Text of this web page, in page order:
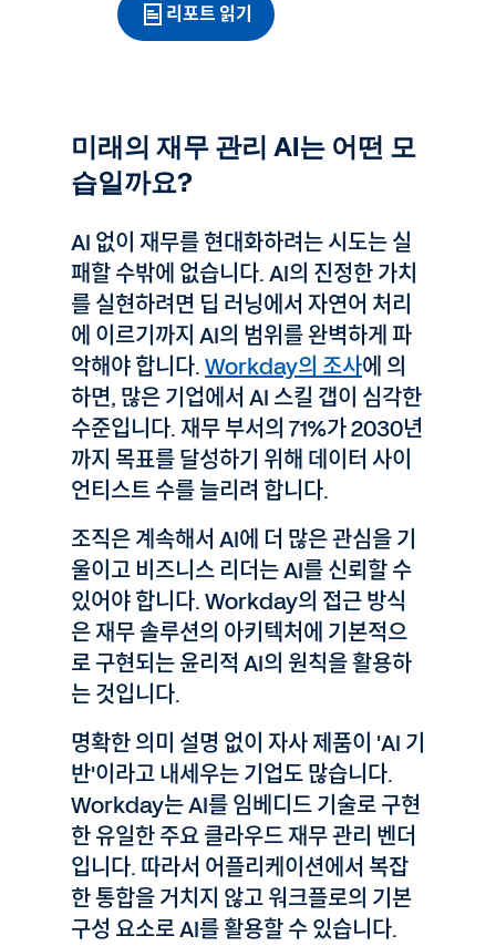
리포트 읽기
미래의 재무 관리 AI는 어떤 모
습일까요?
AI 없이 재무를 현대화하려는 시도는 실
패할 수밖에 없습니다. AI의 진정한 가치
를 실현하려면 딥 러닝에서 자연어 처리
에 이르기까지 AI의 범위를 완벽하게 파
악해야 합니다.Workday의 조사에 의
하면, 많은 기업에서 AI 스킬 갭이 심각한
수준입니다. 재무 부서의 71%가 2030년
까지 목표를 달성하기 위해 데이터 사이
언티스트 수를 늘리려 합니다.
조직은 계속해서 AI에 더 많은 관심을 기
울이고 비즈니스 리더는 AI를 신뢰할 수
있어야 합니다. Workday의 접근 방식
은 재무 솔루션의 아키텍처에 기본적으
로 구현되는 윤리적 AI의 원칙을 활용하
는 것입니다.
명확한 의미 설명 없이 자사 제품이 'AI 기
반'이라고 내세우는 기업도 많습니다.
Workday는 AI를 임베디드 기술로 구현
한 유일한 주요 클라우드 재무 관리 벤더
입니다. 따라서 어플리케이션에서 복잡
한 통합을 거치지 않고 워크플로의 기본
구성 요소로 AI를 활용할 수 있습니다.